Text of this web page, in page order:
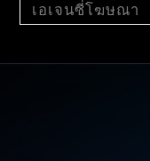
เอเจนซี่โฆษณา